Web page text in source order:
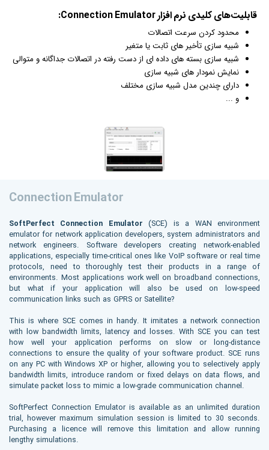
قابلیت‌های کلیدی نرم افزار
محدود کردن سرعت اتصالات
شبیه سازی تأخیر های ثابت یا متغیر
شبیه سازی بسته های داده ای از دست رفته در اتصالات جداگانه و متوالی
نمایش نمودار های شبیه سازی
دارای چندین مدل شبیه سازی مختلف
و ...
Connection Emulator
SoftPerfect Connection Emulator (SCE) is a WAN environment
emulator for network application developers, system administrators and
network engineers. Software developers creating network-enabled
applications, especially time-critical ones like VoIP software or real time
protocols, need to thoroughly test their products in a range of
environments. Most applications work well on broadband connections,
but what if your application will also be used on low-speed
communication links such as GPRS or Satellite?
This is where SCE comes in handy. It imitates a network connection
with low bandwidth limits, latency and losses. With SCE you can test
how well your application performs on slow or long-distance
connections to ensure the quality of your software product. SCE runs
on any PC with Windows XP or higher, allowing you to selectively apply
bandwidth limits, introduce random or fixed delays on data flows, and
simulate packet loss to mimic a low-grade communication channel.
SoftPerfect Connection Emulator is available as an unlimited duration
trial, however maximum simulation session is limited to 30 seconds.
Purchasing a licence will remove this limitation and allow running
lengthy simulations.